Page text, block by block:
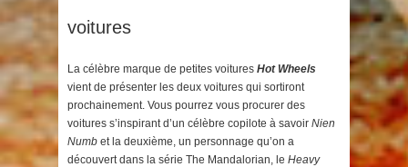
voitures
La célèbre marque de petites voitures Hot Wheels
vient de présenter les deux voitures qui sortiront
prochainement. Vous pourrez vous procurer des
voitures s’inspirant d’un célèbre copilote à savoir Nien
Numb et la deuxième, un personnage qu’on a
découvert dans la série The Mandalorian, le Heavy